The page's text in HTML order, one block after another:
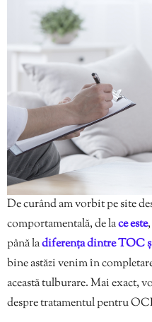
De curând am vorbit pe site
comportamentală, de lace este
până ladiferența dintre TOC
bine astăzi venim în
această tulburare. Mai exact,
despre tratamentul pentru